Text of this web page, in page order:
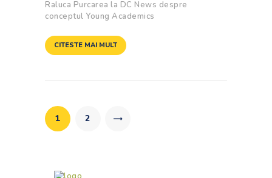
Raluca Purcarea la DC News despre
conceptul Young Academics
CITESTE MAI MULT
navigation
PAGE
1 PAGE
2